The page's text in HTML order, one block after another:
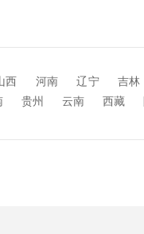
西 河南 辽宁 吉林
贵州 云南 西藏